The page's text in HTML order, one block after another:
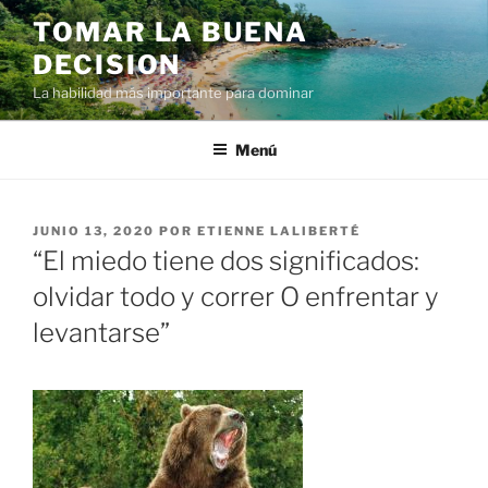
Ir
al
contenido
TOMAR LA BUENA
DECISION
La habilidad más importante para dominar
Menú
PUBLICADO
EN
JUNIO 13, 2020 POR ETIENNE LALIBERTÉ
“El miedo tiene dos significados:
olvidar todo y correr O enfrentar y
levantarse”